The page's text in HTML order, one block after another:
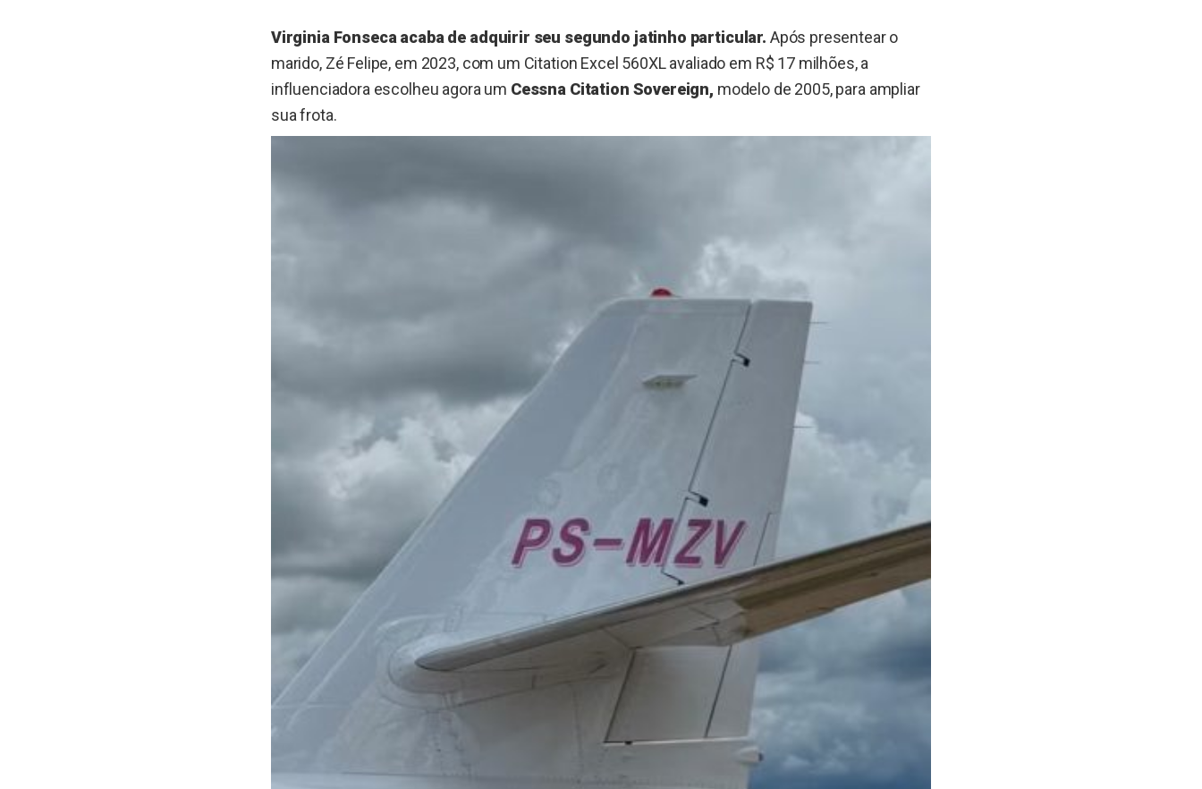
Virginia Fonseca acaba de adquirir seu segundo jatinho particular. Após presentear o
marido, Zé Felipe, em 2023, com um Citation Excel 560XL avaliado em R$ 17 milhões, a
influenciadora escolheu agora um Cessna Citation Sovereign, modelo de 2005, para ampliar
sua frota.